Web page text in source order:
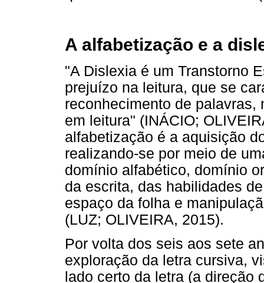
A alfabetização e a
"A Dislexia é um Transtorno
prejuízo na leitura, que se
reconhecimento de
em leitura" (INÁCIO;
alfabetização é a aquisição
realizando-se por meio de
domínio alfabético, domínio
da escrita, das habilidades
espaço da folha e
(LUZ; OLIVEIRA, 2015).
Por volta dos seis aos sete
exploração da letra cursiva,
lado certo da letra (a direção